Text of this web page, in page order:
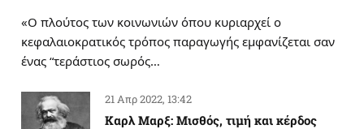
«Ο πλούτος των κοινωνιών όπου κυριαρχεί ο
κεφαλαιοκρατικός τρόπος παραγωγής εμφανίζεται σαν
ένας “τεράστιος σωρός…
21 Απρ 2022, 13:42
Καρλ Μαρξ: Μισθός, τιμή και κέρδος